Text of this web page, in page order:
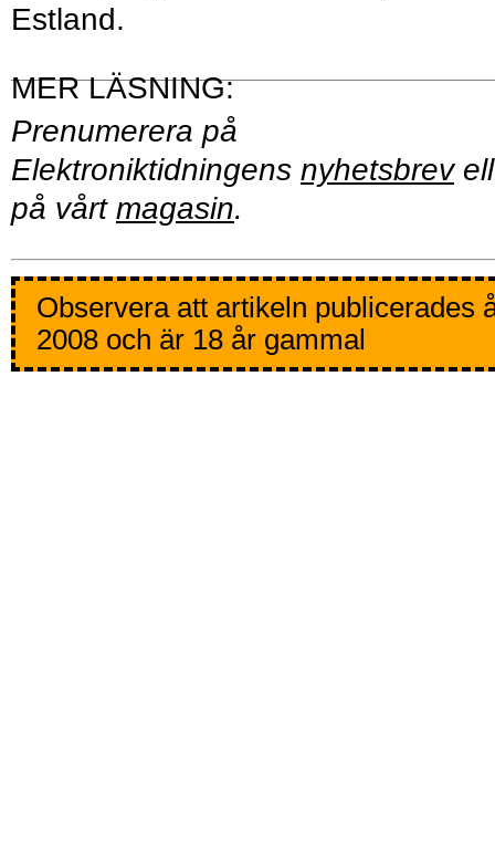
Estland.
Prenumerera på
Elektroniktidningens nyhetsbrev
på vårt magasin.
Observera att artikeln publicerades
2008 och är 18 år gammal